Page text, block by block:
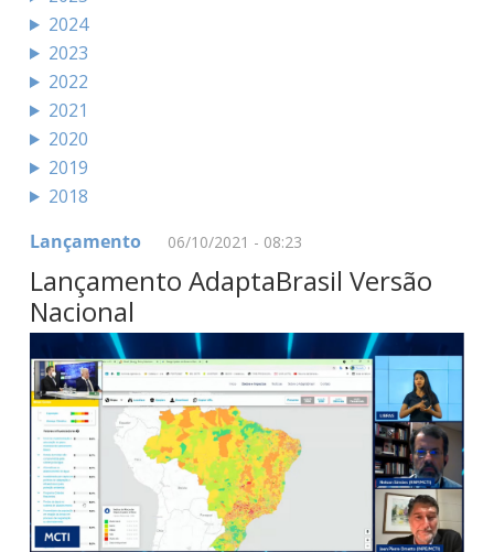
Lançamento 06/10/2021 - 08:23
Lançamento AdaptaBrasil Versão
Nacional
2024
2023
2022
2021
2020
2019
2018